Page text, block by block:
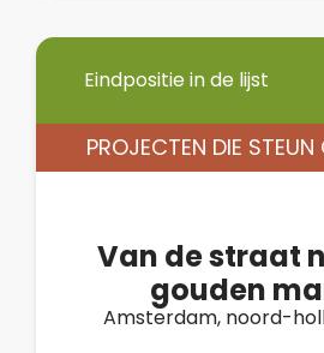
Eindpositie in de lijst
PROJECTEN DIE
Van de straat
gouden
Amsterdam, noord-